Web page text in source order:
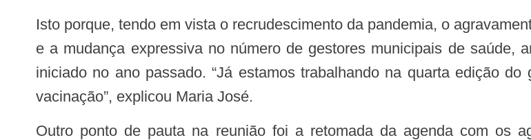
Isto porque, tendo em vista o recrudescimento da pandemia, o agravamento das condições crônicas com a 3º onda da pandemia
e a mudança expressiva no número de gestores municipais de saúde,
iniciado no ano passado. “Já estamos trabalhando na quarta edição
vacinação”, explicou Maria José.
Outro ponto de pauta na reunião foi a retomada da agenda com os agentes comunitários de saúde em relação às baixas